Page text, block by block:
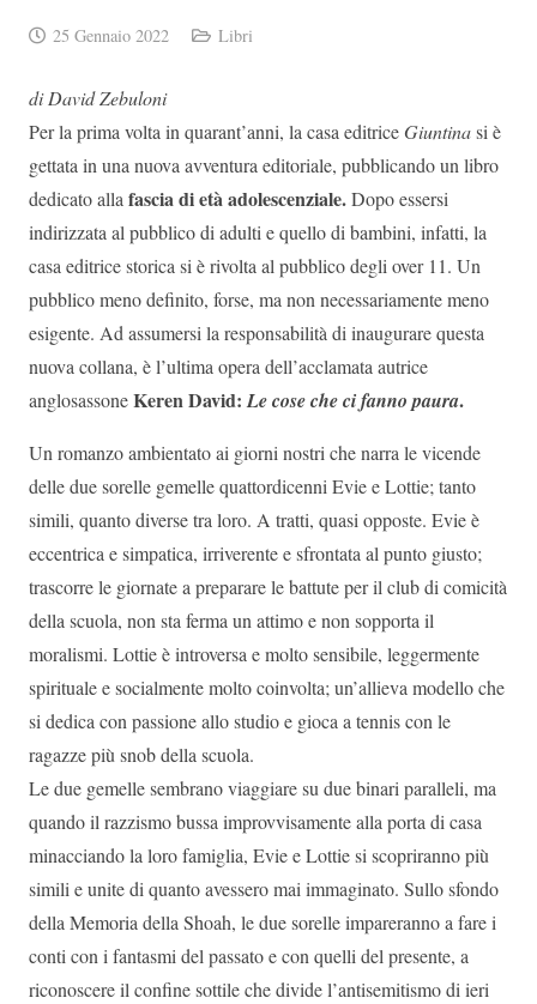
25 Gennaio 2022 Libri
di David Zebuloni
Per la prima volta in quarant’anni, la casa editriceGiuntinasi è
gettata in una nuova avventura editoriale, pubblicando un libro
dedicato allafascia di età adolescenziale.Dopo essersi
indirizzata al pubblico di adulti e quello di bambini, infatti, la
casa editrice storica si è rivolta al pubblico degli over 11. Un
pubblico meno definito, forse, ma non necessariamente meno
esigente. Ad assumersi la responsabilità di inaugurare questa
nuova collana, è l’ultima opera dell’acclamata autrice
anglosassoneKeren David:Le cose che ci fanno paura.
Un romanzo ambientato ai giorni nostri che narra le vicende
delle due sorelle gemelle quattordicenni Evie e Lottie; tanto
simili, quanto diverse tra loro. A tratti, quasi opposte. Evie è
eccentrica e simpatica, irriverente e sfrontata al punto giusto;
trascorre le giornate a preparare le battute per il club di comicità
della scuola, non sta ferma un attimo e non sopporta il
moralismi. Lottie è introversa e molto sensibile, leggermente
spirituale e socialmente molto coinvolta; un’allieva modello che
si dedica con passione allo studio e gioca a tennis con le
ragazze più snob della scuola.
Le due gemelle sembrano viaggiare su due binari paralleli, ma
quando il razzismo bussa improvvisamente alla porta di casa
minacciando la loro famiglia, Evie e Lottie si scopriranno più
simili e unite di quanto avessero mai immaginato. Sullo sfondo
della Memoria della Shoah, le due sorelle impareranno a fare i
conti con i fantasmi del passato e con quelli del presente, a
riconoscere il confine sottile che divide l’antisemitismo di ieri